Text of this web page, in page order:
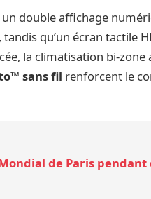
double affichage
qu’un écran tactile
la climatisation bi-zone
sans fil renforcent le
de Paris pendant